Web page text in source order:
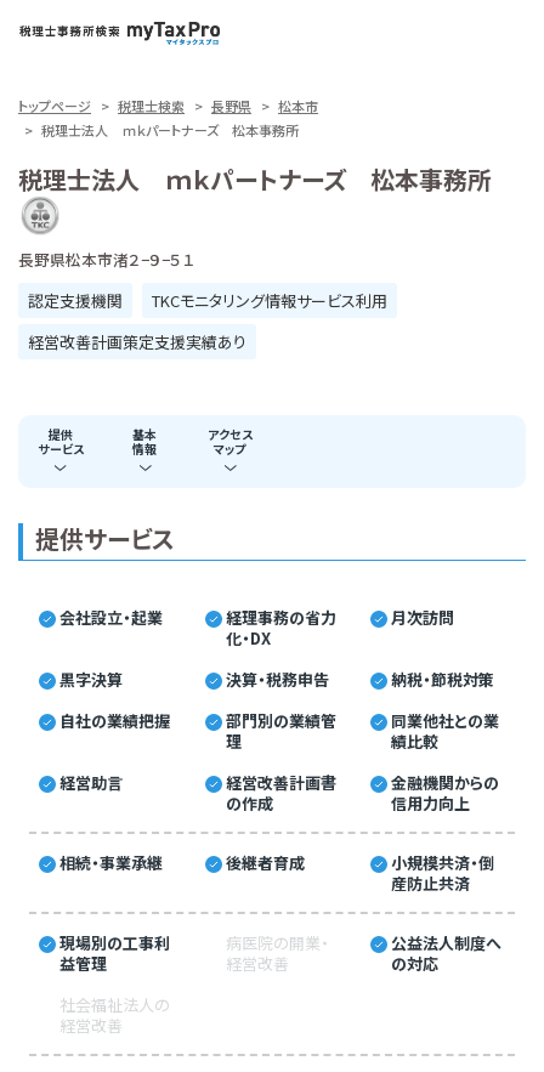
トップページ 税理士検索 長野県
松本市
税理士法人 ｍｋパートナーズ 松本事務所
税理士法人 ｍｋパートナーズ 松本事務所
長野県松本市渚２−９−５１
認定支援機関
TKCモニタリング情報サービス利用
経営改善計画策定支援実績あり
提供
サービス
基本
情報
アクセス
マップ
提供サービス
会社設立・起業
経理事務の省力
化・DX
月次訪問
黒字決算 決算・税務申告
納税・節税対策
自社の業績把握
部門別の業績管
理
同業他社との業
績比較
経営助言
経営改善計画書
の作成
金融機関からの
信用力向上
相続・事業承継 後継者育成
小規模共済・倒
産防止共済
現場別の工事利
益管理
病医院の開業・
経営改善
公益法人制度へ
の対応
社会福祉法人の
経営改善